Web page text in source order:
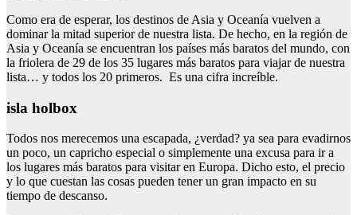
Como era de esperar, los destinos de Asia y Oceanía vuelven a
dominar la mitad superior de nuestra lista. De hecho, en la región de
Asia y Oceanía se encuentran los países más baratos del mundo, con
la friolera de 29 de los 35 lugares más baratos para viajar de nuestra
lista… y todos los 20 primeros. Es una cifra increíble.
isla holbox
Todos nos merecemos una escapada, ¿verdad? ya sea para evadirnos
un poco, un capricho especial o simplemente una excusa para ir a
los lugares más baratos para visitar en Europa. Dicho esto, el precio
y lo que cuestan las cosas pueden tener un gran impacto en su
tiempo de descanso.